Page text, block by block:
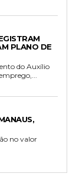
PLANO DE
do Auxílio
no valor